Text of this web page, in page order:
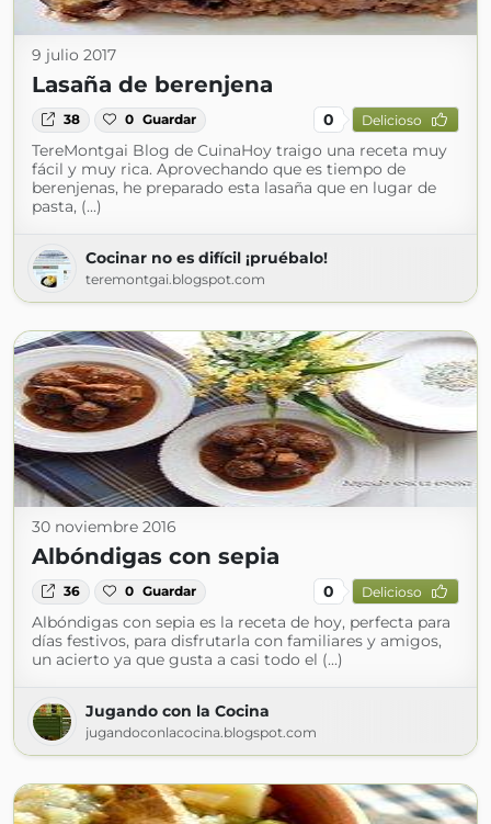
9 julio 2017
Lasaña de berenjena
38 0 Guardar 0 Delicioso
TereMontgai Blog de CuinaHoy traigo una receta muy
fácil y muy rica. Aprovechando que es tiempo de
berenjenas, he preparado esta lasaña que en lugar de
pasta, (...)
Cocinar no es difícil ¡pruébalo!
teremontgai.blogspot.com
30 noviembre 2016
Albóndigas con sepia
36 0 Guardar 0 Delicioso
Albóndigas con sepia es la receta de hoy, perfecta para
días festivos, para disfrutarla con familiares y amigos,
un acierto ya que gusta a casi todo el (...)
Jugando con la Cocina
jugandoconlacocina.blogspot.com